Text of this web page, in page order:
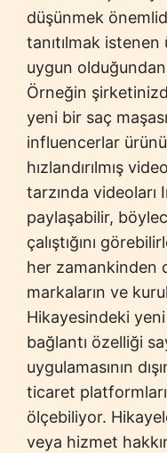
düşünmek
tanıtılmak
uygun
Örneğin
yeni bir saç
influencerlar
hızlandırılmış
tarzında
paylaşabilir,
çalıştığını
her zamankinden
markaların ve
Hikayesindeki yeni
bağlantı özelliği
uygulamasının
ticaret
ölçebiliyor.
veya hizmet